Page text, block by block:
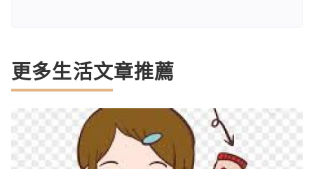
更多生活文章推薦